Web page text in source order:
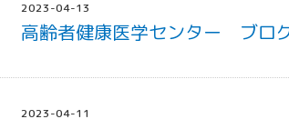
2023-04-13
高齢者健康医学センター ブロ
2023-04-11